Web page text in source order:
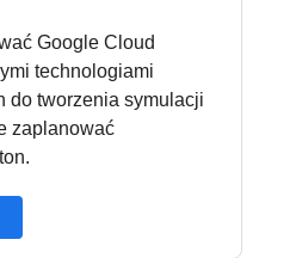
Google Cloud
technologiami
do tworzenia symulacji
zaplanować